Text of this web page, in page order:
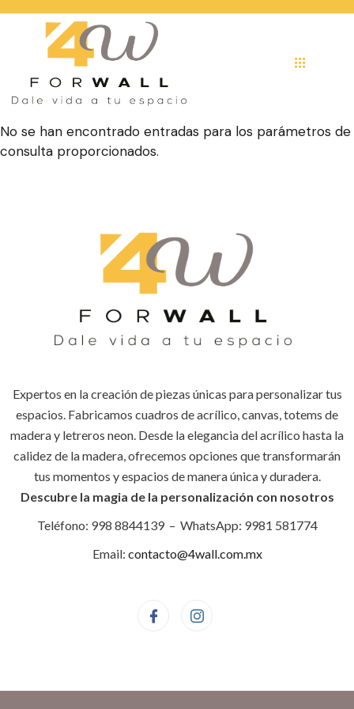
No se han encontrado entradas para los parámetros de
consulta proporcionados.
Expertos en la creación de piezas únicas para personalizar tus
espacios. Fabricamos cuadros de acrílico, canvas, totems de
madera y letreros neon. Desde la elegancia del acrílico hasta la
calidez de la madera, ofrecemos opciones que transformarán
tus momentos y espacios de manera única y duradera.
Descubre la magia de la personalización con nosotros
Teléfono: 998 8844139 – WhatsApp: 9981 581774
Email: contacto@4wall.com.mx